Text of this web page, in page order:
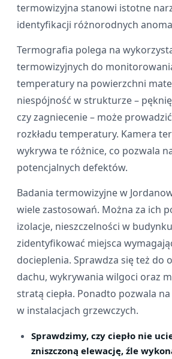
termowizyjna stanowi istotne
identyfikacji różnorodnych
Termografia polega na
termowizyjnych do
temperatury na powierzchni
niespójność w strukturze –
czy zagniecenie – może
rozkładu temperatury. Kamera
wykrywa te różnice, co pozwala
potencjalnych defektów.
Badania termowizyjne w
wiele zastosowań. Można za ich
izolacje, nieszczelności w
zidentyfikować miejsca
docieplenia. Sprawdza się też do
dachu, wykrywania wilgoci oraz
stratą ciepła. Ponadto pozwala
w instalacjach grzewczych.
Sprawdzimy, czy ciepło nie
zniszczoną elewację, źle